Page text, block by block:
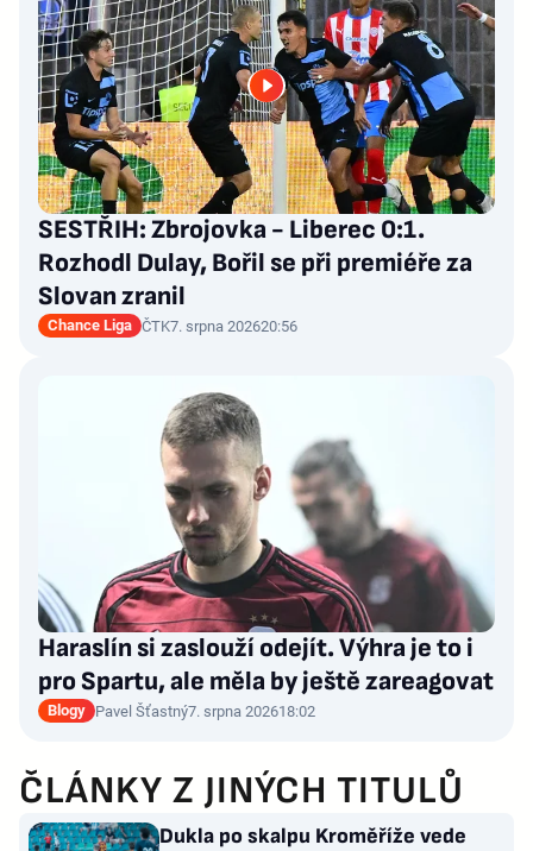
SESTŘIH: Zbrojovka - Liberec 0:1.
Rozhodl Dulay, Bořil se při premiéře za
Slovan zranil
Chance Liga ČTK7. srpna 202620:56
Haraslín si zaslouží odejít. Výhra je to i
pro Spartu, ale měla by ještě zareagovat
Blogy Pavel Šťastný7. srpna 202618:02
ČLÁNKY Z JINÝCH TITULŮ
Dukla po skalpu Kroměříže vede